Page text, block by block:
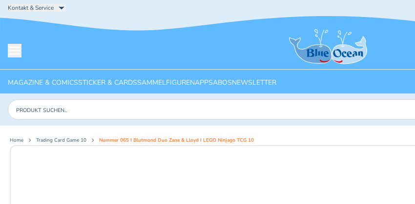
Kontakt & Service
Startseite
MAGAZINE & COMICSSTICKER & CARDSSAMMELFIGURENAPPSABOSNEWSLETTER
Produkte suchen
Home Trading Card Game 10 Nummer 065 I Blutmond Duo Zane & Lloyd I LEGO Ninjago TCG 10